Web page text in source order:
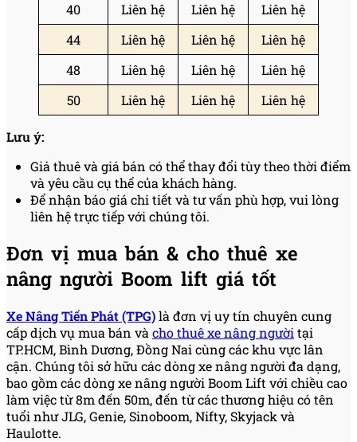
40 Liên hệ Liên hệ
Liên hệ
44
Liên hệ Liên hệ
Liên hệ
48
Liên hệ Liên hệ
Liên hệ
50
Liên hệ Liên hệ Liên hệ
Lưu ý:
Giá thuê và giá bán có thể thay đổi tùy theo thời điểm
và yêu cầu cụ thể của khách hàng.
Để nhận báo giá chi tiết và tư vấn phù hợp, vui lòng
liên hệ trực tiếp với chúng tôi.
Đơn vị mua bán & cho thuê xe
nâng người Boom lift giá tốt
Xe Nâng Tiến Phát (TPG)là đơn vị uy tín chuyên cung
cấp dịch vụ mua bán và cho thuê xe nâng người tại
TP.HCM, Bình Dương, Đồng Nai cùng các khu vực lân
cận. Chúng tôi sở hữu các dòng xe nâng người đa dạng,
bao gồm các dòng xe nâng người Boom Lift với chiều cao
làm việc từ 8m đến 50m, đến từ các thương hiệu có tên
tuổi như JLG, Genie, Sinoboom, Nifty, Skyjack và
Haulotte.